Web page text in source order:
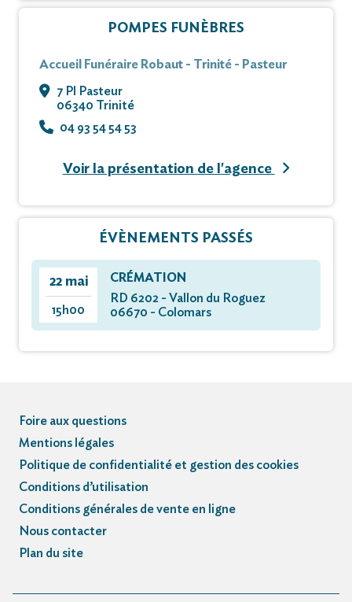
POMPES FUNÈBRES
Accueil Funéraire Robaut - Trinité - Pasteur
7 Pl Pasteur
06340 Trinité
04 93 54 54 53
Voir la présentation de l'agence
ÉVÈNEMENTS PASSÉS
22 mai
15h00
CRÉMATION
RD 6202 - Vallon du Roguez
06670 - Colomars
Foire aux questions
Mentions légales
Politique de confidentialité et gestion des cookies
Conditions d’utilisation
Conditions générales de vente en ligne
Nous contacter
Plan du site